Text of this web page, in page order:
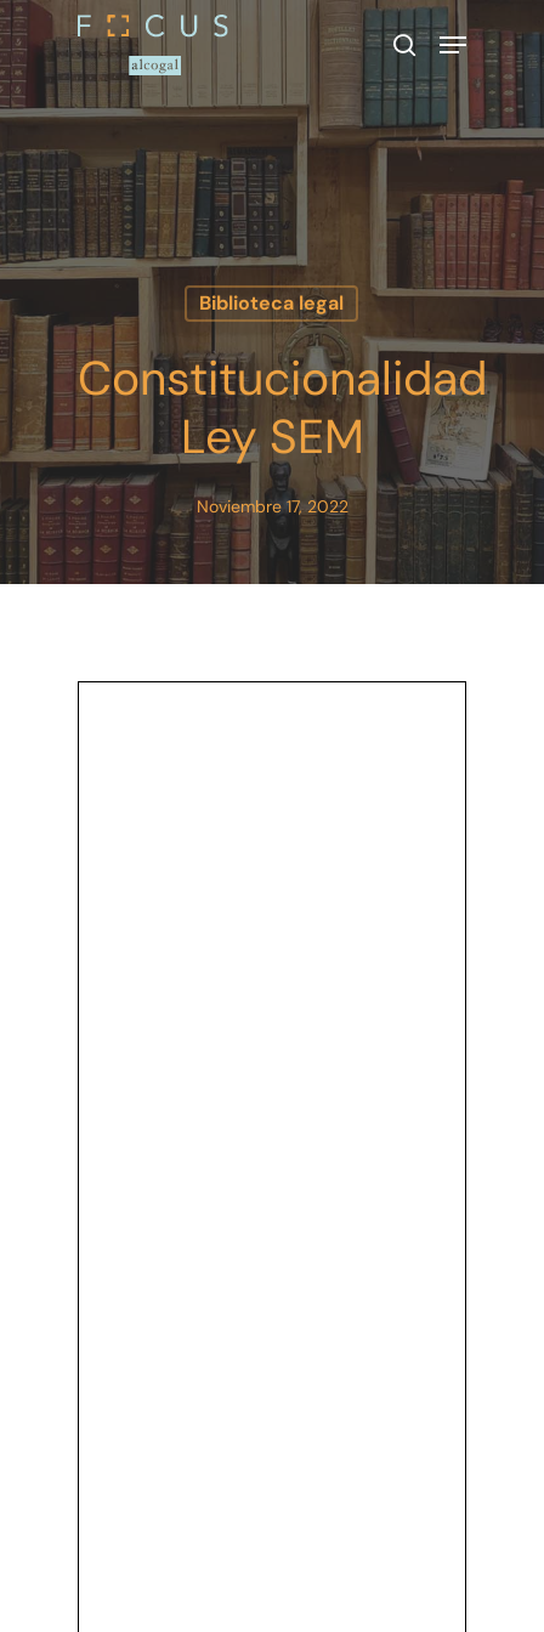
Presione enter para buscar o ESC
para cerrar
Biblioteca legal
Constitucionalidad
Ley SEM
Noviembre 17, 2022